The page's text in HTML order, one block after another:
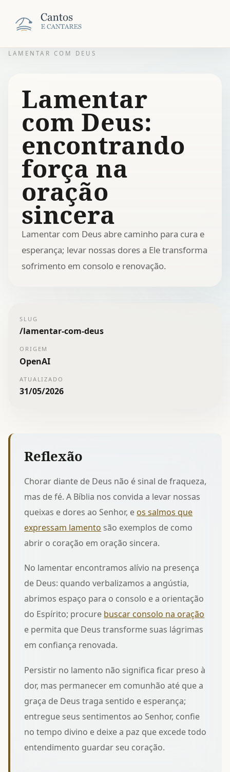
LAMENTAR COM DEUS
Lamentar
com Deus:
encontrando
força na
oração
sincera
Lamentar com Deus abre caminho para cura e
esperança; levar nossas dores a Ele transforma
sofrimento em consolo e renovação.
SLUG
/lamentar-com-deus
ORIGEM
OpenAI
ATUALIZADO
31/05/2026
Reflexão
Chorar diante de Deus não é sinal de fraqueza,
mas de fé. A Bíblia nos convida a levar nossas
queixas e dores ao Senhor, e os salmos que
expressam lamento são exemplos de como
abrir o coração em oração sincera.
No lamentar encontramos alívio na presença
de Deus: quando verbalizamos a angústia,
abrimos espaço para o consolo e a orientação
do Espírito; procure buscar consolo na oração
e permita que Deus transforme suas lágrimas
em confiança renovada.
Persistir no lamento não significa ficar preso à
dor, mas permanecer em comunhão até que a
graça de Deus traga sentido e esperança;
entregue seus sentimentos ao Senhor, confie
no tempo divino e deixe a paz que excede todo
entendimento guardar seu coração.